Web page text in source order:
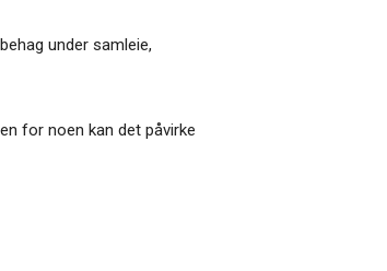
under samleie,
for noen kan det påvirke